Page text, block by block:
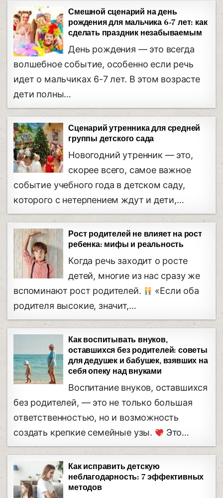
Смешной сценарий на день
рождения для мальчика 6-7 лет: как
сделать праздник незабываемым
День рождения — это всегда
волшебное событие, особенно если речь
идет о мальчиках 6-7 лет. В этом возрасте
дети полны…
Сценарий утренника для средней
группы детского сада
Новогодний утренник — это,
скорее всего, самое важное
событие учебного года в детском саду,
которого с нетерпением ждут и дети,…
Рост родителей не влияет на рост
ребенка: мифы и реальность
Когда речь заходит о росте
детей, многие из нас сразу же
вспоминают рост родителей.
«Если оба
родителя высокие, значит,…
Как воспитывать внуков,
оставшихся без родителей: советы
для дедушек и бабушек, взявших на
себя опеку над внуками
Воспитание внуков, оставшихся
без родителей, — это не только большая
ответственностью, но и возможность
создать крепкие семейные узы.
Это…
Как исправить детскую
неблагодарность: 7 эффективных
методов